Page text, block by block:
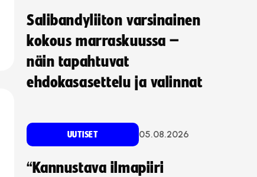
Salibandyliiton varsinainen
kokous marraskuussa –
näin tapahtuvat
ehdokasasettelu ja valinnat
UUTISET 05.08.2026
“Kannustava ilmapiiri